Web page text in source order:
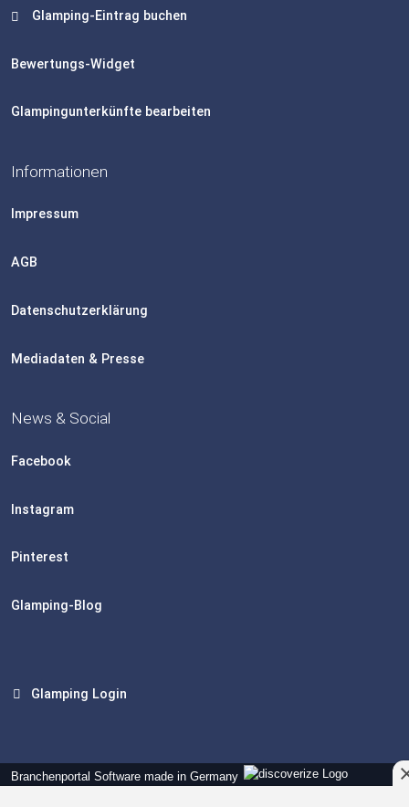
Glamping-Eintrag buchen
Bewertungs-Widget
Glampingunterkünfte bearbeiten
Informationen
Impressum
AGB
Datenschutzerklärung
Mediadaten & Presse
News & Social
Facebook
Instagram
Pinterest
Glamping-Blog
Glamping Login
Branchenportal Software made in Germany